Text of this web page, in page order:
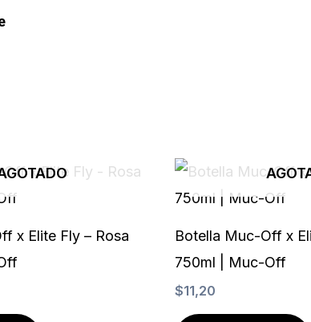
-
i
-
m
a
s
-
d
i
n
-
a
m
e
x Elite Fly – Rosa
Botella Muc-Off x
750ml | Muc-Off
$11,20